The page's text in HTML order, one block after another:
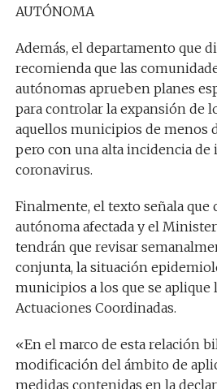
AUTÓNOMA
Además, el departamento que
recomienda que las
autónomas aprueben planes
para controlar la expansión de
aquellos municipios de menos
pero con una alta incidencia de
coronavirus.
Finalmente, el texto señala que
autónoma afectada y el
tendrán que revisar
conjunta, la situación
municipios a los que se aplique
Actuaciones Coordinadas.
«En el marco de esta relación
modificación del ámbito de
medidas contenidas en la